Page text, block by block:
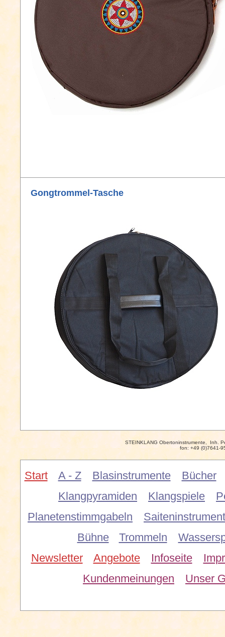
Gongtrommel-Tasche
STEINKLANG Obertoninstrumente, Inh.
fon: +49 (0)7641-
Start A - Z Blasinstrumente
Bücher
Klangpyramiden
Klangspiele
Planetenstimmgabeln
Bühne
Trommeln
Newsletter
Angebote Infoseite
Kundenmeinungen
Unser